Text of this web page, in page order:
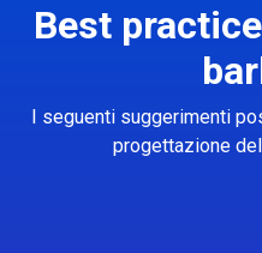
Best
I seguenti suggerimenti
progettazione